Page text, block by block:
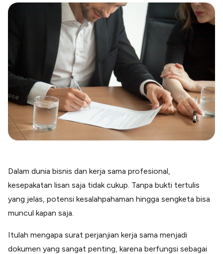
Paper XB
Bayar luar negeri pakai kartu kredit
Kartu Kredit Bisnis
Paper Card
Satu kartu untuk bisnis & personal
Paper Horizon
Kartu korporat expense terlengkap
Solusi Industri
Health & Beauty
Terima Pembayaran Instan Dan CC
Open API
Integrasi sistem bisnis dengan API
Blog
Kumpulan tips dan informasi bisnis
Dalam dunia bisnis dan kerja sama profesional,
kesepakatan lisan saja tidak cukup. Tanpa bukti tertulis
yang jelas, potensi kesalahpahaman hingga sengketa bisa
muncul kapan saja.
Itulah mengapa surat perjanjian kerja sama menjadi
dokumen yang sangat penting, karena berfungsi sebagai